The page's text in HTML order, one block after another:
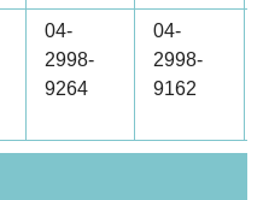
04-
2998-
9264
04-
2998-
9162